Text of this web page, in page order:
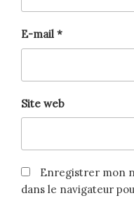
E-mail *
Site web
Enregistrer mon
dans le navigateur